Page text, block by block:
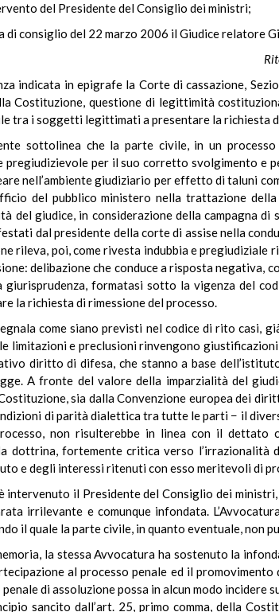
del Presidente del Consiglio dei ministri;
di consiglio del 22 marzo 2006 il Giudice relatore
indicata in epigrafe la Corte di cassazione,
Costituzione, questione di legittimità
tra i soggetti legittimati a presentare la richiesta
sottolinea che la parte civile, in un
pregiudizievole per il suo corretto svolgimento e
nell’ambiente giudiziario per effetto di taluni
del pubblico ministero nella trattazione
del giudice, in considerazione della campagna
dal presidente della corte di assise nella
rileva, poi, come rivesta indubbia e
delibazione che conduce a risposta
giurisprudenza, formatasi sotto la vigenza del
la richiesta di rimessione del processo.
come siano previsti nel codice di rito casi,
limitazioni e preclusioni rinvengono
diritto di difesa, che stanno a base
A fronte del valore della imparzialità del
sia dalla Convenzione europea dei
di parità dialettica tra tutte le parti − il
non risulterebbe in linea con il
dottrina, fortemente critica verso
e degli interessi ritenuti con esso meritevoli di
intervenuto il Presidente del Consiglio dei
irrilevante e comunque infondata.
il quale la parte civile, in quanto eventuale,
la stessa Avvocatura ha sostenuto la
al processo penale ed il
di assoluzione possa in alcun modo incidere
sancito dall’art. 25, primo comma, della